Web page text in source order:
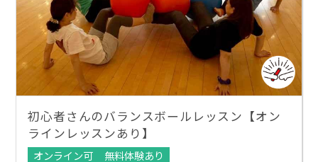
初心者さんのバランスボールレッスン【オン
ラインレッスンあり】
オンライン可
無料体験あり